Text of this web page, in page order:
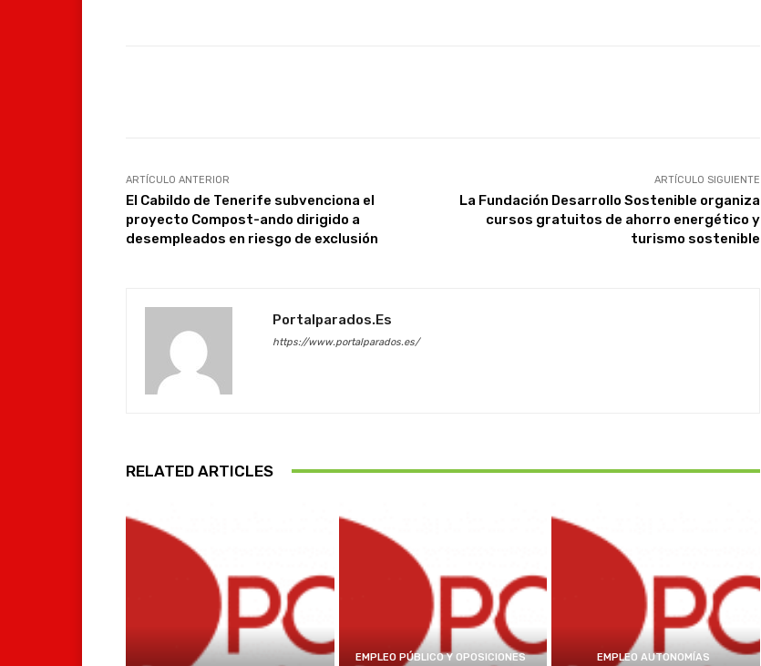
ARTÍCULO ANTERIOR
El Cabildo de Tenerife subvenciona el
proyecto Compost-ando dirigido a
desempleados en riesgo de exclusión
ARTÍCULO SIGUIENTE
La Fundación Desarrollo Sostenible organiza
cursos gratuitos de ahorro energético y
turismo sostenible
Portalparados.es
https://www.portalparados.es/
RELATED ARTICLES
EMPLEO PÚBLICO Y OPOSICIONES EMPLEO AUTONOMÍAS